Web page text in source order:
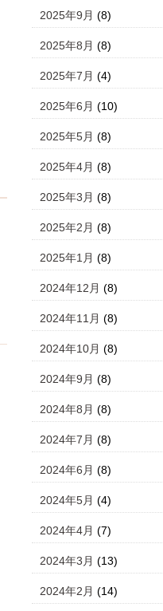
2025年9月 (8)
2025年8月 (8)
2025年7月 (4)
2025年6月 (10)
2025年5月 (8)
2025年4月 (8)
2025年3月 (8)
2025年2月 (8)
2025年1月 (8)
2024年12月 (8)
2024年11月 (8)
2024年10月 (8)
2024年9月 (8)
2024年8月 (8)
2024年7月 (8)
2024年6月 (8)
2024年5月 (4)
2024年4月 (7)
2024年3月 (13)
2024年2月 (14)